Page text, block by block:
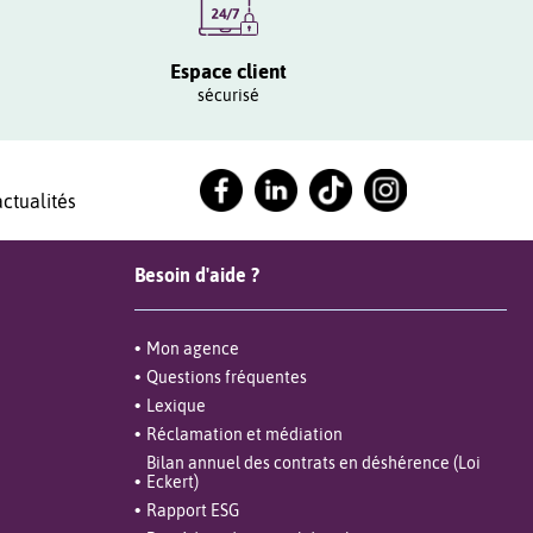
Espace client
sécurisé
Besoin d'aide ?
Mon agence
Questions fréquentes
Lexique
Réclamation et médiation
Bilan annuel des contrats en déshérence (Loi
Eckert)
Rapport ESG